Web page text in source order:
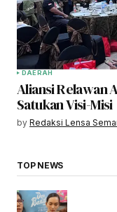
DAERAH
Aliansi Relawan
Satukan Visi-Misi
by Redaksi Lensa
TOP NEWS